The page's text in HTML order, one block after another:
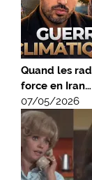
Quand les
force en Iran…
07/05/2026